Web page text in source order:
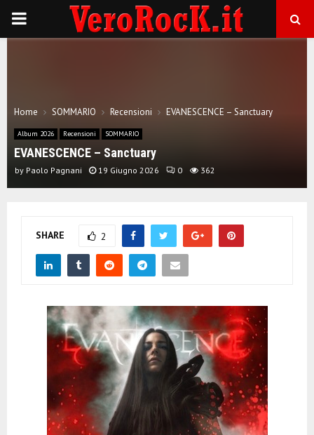
P
M
A
Home SOMMARIO Recensioni EVANESCENCE – Sanctuary
Album 2026 Recensioni SOMMARIO
EVANESCENCE – Sanctuary
by Paolo Pagnani 19 Giugno 2026 0 362
SHARE 2